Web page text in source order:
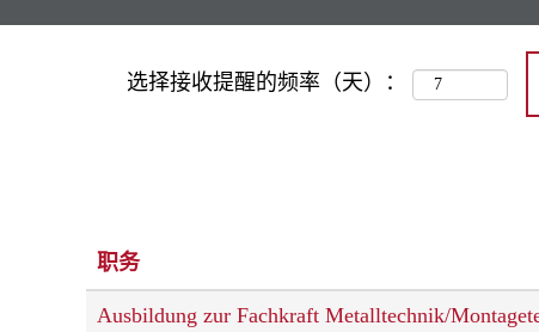
选择接收提醒的频率（天）：
职务
Ausbildung zur Fachkraft Metalltechnik/